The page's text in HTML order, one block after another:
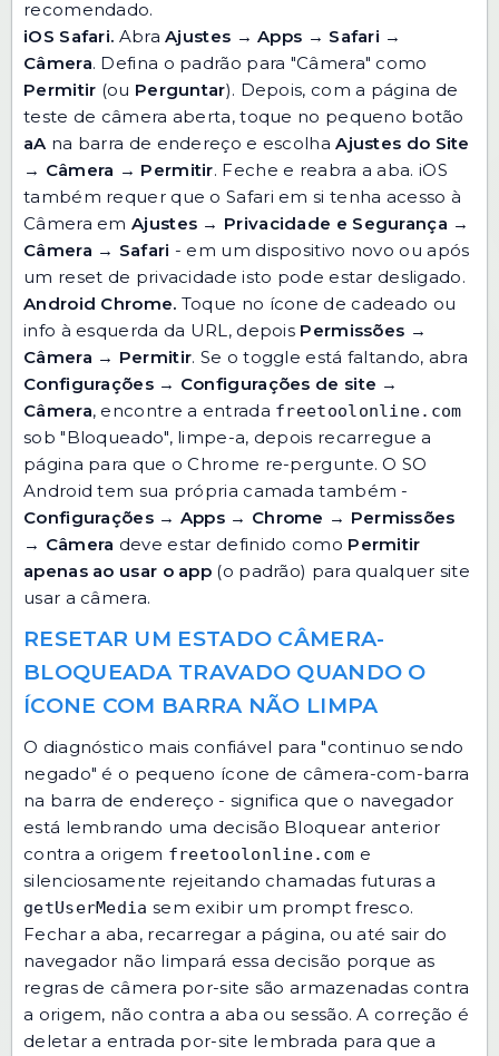
recomendado.
iOS Safari. AbraAjustes →Apps → Safari →
Câmera. Defina o padrão para "Câmera" como
Permitir (ou Perguntar). Depois, com a página de
teste de câmera aberta, toque no pequeno botão
aAna barra de endereço e escolhaAjustes do Site
→ Câmera → Permitir. Feche e reabra a aba. iOS
também requer que o Safari em si tenha acesso à
Câmera em Ajustes → Privacidade e Segurança →
Câmera → Safari - em um dispositivo novo ou após
um reset de privacidade isto pode estar desligado.
Android Chrome. Toque no ícone de cadeado ou
info à esquerda da URL, depois Permissões →
Câmera → Permitir. Se o toggle está faltando, abra
Configurações→ Configurações de site →
Câmera, encontre a entrada freetoolonline.com
sob "Bloqueado", limpe-a, depois recarregue a
página para que o Chrome re-pergunte. O SO
Android tem sua própria camada também -
Configurações→ Apps → Chrome → Permissões
→ Câmera deve estar definido como Permitir
apenas ao usar o app (o padrão) para qualquer site
usar a câmera.
RESETAR UM ESTADO CÂMERA-
BLOQUEADA TRAVADO QUANDO O
ÍCONE COM BARRA NÃO LIMPA
O diagnóstico mais confiável para "continuo sendo
negado" é o pequeno ícone de câmera-com-barra
na barra de endereço - significa que o navegador
está lembrando uma decisão Bloquear anterior
contra a origem freetoolonline.com e
silenciosamente rejeitando chamadas futuras a
getUserMedia sem exibir um prompt fresco.
Fechar a aba, recarregar a página, ou até sair do
navegador não limpará essa decisão porque as
regras de câmera por-site são armazenadas contra
a origem, não contra a aba ou sessão. A correção é
deletar a entrada por-site lembrada para que a